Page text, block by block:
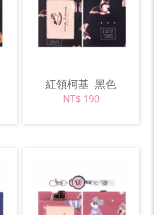
紅領柯基 黑色
NT$ 190